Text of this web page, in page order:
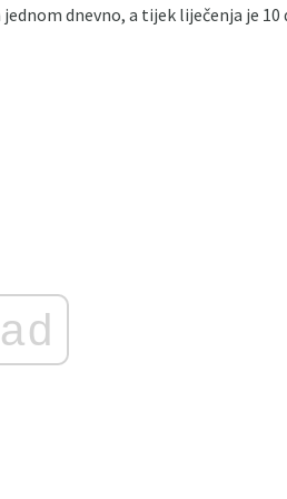
dnevno, a tijek liječenja je 10
ad